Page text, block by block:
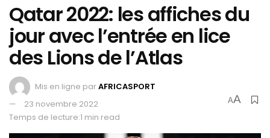
Qatar 2022: les affiches du
jour avec l’entrée en lice
des Lions de l’Atlas
Mis en ligne parAFRICASPORT
23 novembre 2022
Temps de lecture:1 min read
AA